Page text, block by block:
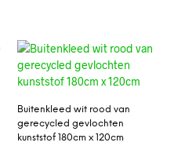
Buitenkleed wit rood van
gerecycled gevlochten
kunststof 180cm x 120cm